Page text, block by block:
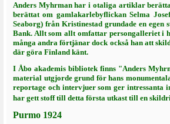
Anders Myhrman har i otaliga artiklar
berättat om gamlakarlebyflickan Selma
Seaborg) från Kristinestad grundade en
Bank. Allt som allt om­fattar persongalleriet i
många andra förtjänar dock också han att
där göra Finland känt.
I Åbo akademis bibliotek finns "Anders
material utgjorde grund för hans
reportage och intervjuer som ger intressanta
har gett stoff till detta första utkast till en
Purmo 1924